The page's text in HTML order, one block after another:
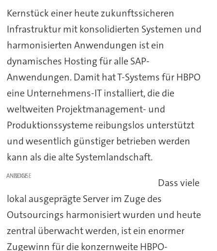
Kernstück einer heute zukunftssicheren
Infrastruktur mit konsolidierten Systemen und
harmonisierten Anwendungen ist ein
dynamisches Hosting für alle SAP-
Anwendungen. Damit hat T-Systems für HBPO
eine Unternehmens-IT installiert, die die
weltweiten Projektmanagement- und
Produktionssysteme reibungslos unterstützt
und wesentlich günstiger betrieben werden
kann als die alte Systemlandschaft.
ANZEIGE
Dass viele
lokal ausgeprägte Server im Zuge des
Outsourcings harmonisiert wurden und heute
zentral überwacht werden, ist ein enormer
Zugewinn für die konzernweite HBPO-